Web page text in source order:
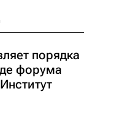
порядка
форума